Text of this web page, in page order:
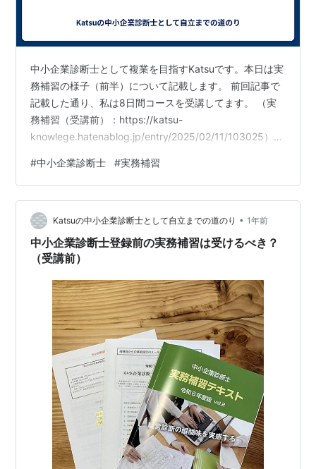
中小企業診断士として複業を目指すKatsuです。本日は実
務補習の様子（前半）について記載します。 前回記事で
記載した通り、私は8日間コースを受講してます。 （実
務補習（受講前）：https://katsu-
knowlege.hatenablog.jp/entry/2025/02/11/103025）
構成です。 8日間コースは4〜5人の実習生に対して、1名
の講師が担当して1社の企業の経営分析を7日間、8日目に
提言という流れで進めます。 （場合によっては講師見習
いの副講師がもう1名付きます） 15日間コースは上記と
同じスキームですが、前半8日間と…
#中小企業診断士 #実務補習
Katsuの中小企業診断士として自立までの道のり • 1年前
中小企業診断士登録前の実務補習は受けるべき？
（受講前）